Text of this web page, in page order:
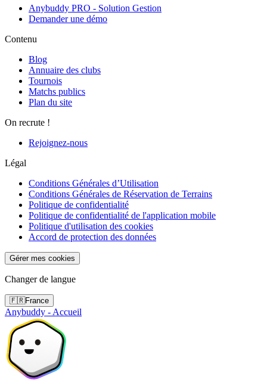
Anybuddy PRO - Solution Gestion
Demander une démo
Contenu
Blog
Annuaire des clubs
Tournois
Matchs publics
Plan du site
On recrute !
Rejoignez-nous
Légal
Conditions Générales d’Utilisation
Conditions Générales de Réservation de Terrains
Politique de confidentialité
Politique de confidentialité de l'application mobile
Politique d'utilisation des cookies
Accord de protection des données
Gérer mes cookies
Changer de langue
🇫🇷France
Anybuddy - Accueil